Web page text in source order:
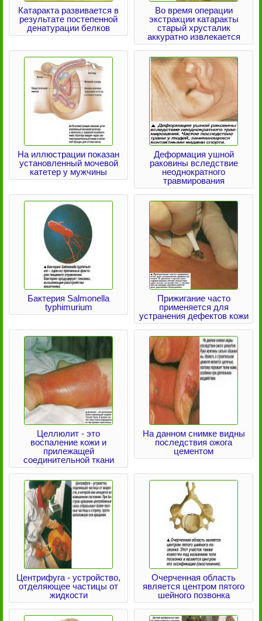
Катаракта развивается в
результате постепенной
денатурации белков
Во время операции
экстракции катаракты
старый хрусталик
аккуратно извлекается
На иллюстрации показан
установленный мочевой
катетер у мужчины
Деформация ушной
раковины вследствие
неоднократного
травмирования
Бактерия Salmonella
typhimurium
Прижигание часто
применяется для
устранения дефектов кожи
Целлюлит - это
воспаление кожи и
прилежащей
соединительной ткани
На данном снимке видны
последствия ожога
цементом
Центрифуга - устройство,
отделяющее частицы от
жидкости
Очерченная область
является центром пятого
шейного позвонка